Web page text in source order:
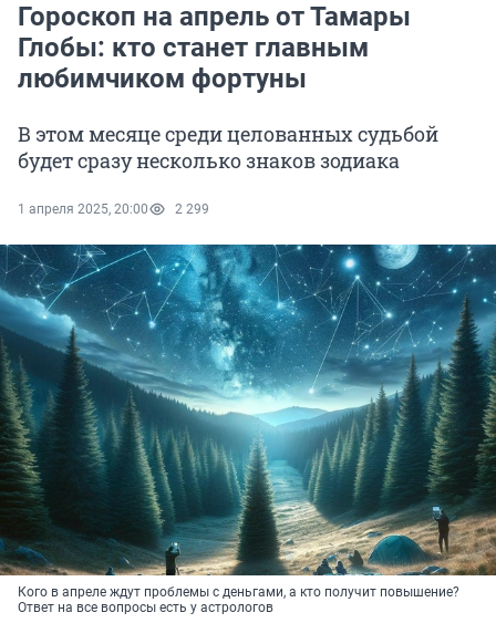
Гороскоп на апрель от Тамары
Глобы: кто станет главным
любимчиком фортуны
В этом месяце среди целованных судьбой
будет сразу несколько знаков зодиака
1 апреля 2025, 20:00 2 299
Кого в апреле ждут проблемы с деньгами, а кто получит повышение?
Ответ на все вопросы есть у астрологов